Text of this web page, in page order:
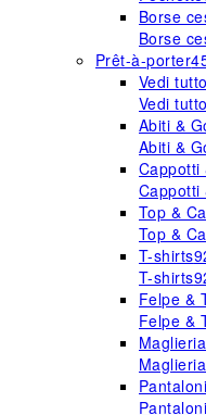
Borse
Borse
Prêt-à-porter
Vedi tutto
Vedi tutto
Abiti &
Abiti &
Cappotti
Cappotti
Top &
Top &
T-shirts
T-shirts
Felpe &
Felpe &
Maglieria
Maglieria